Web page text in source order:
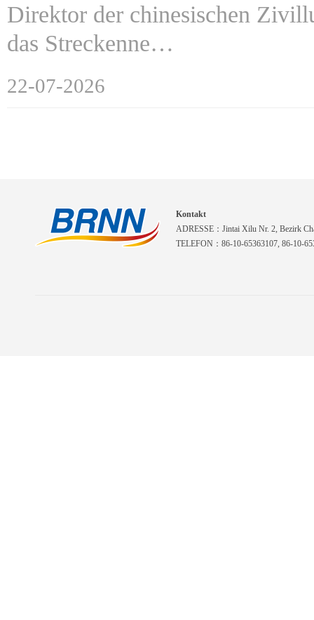
Direktor der chinesischen
das Streckenne…
22-07-2026
Kontakt
ADRESSE：Jintai Xilu Nr. 2, Bezirk
TELEFON：86-10-65363107, 86-10-